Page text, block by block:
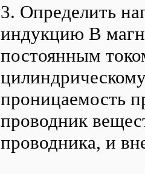
3. Определить
индукцию В
постоянным
проницаемость
проводник
проводника, и